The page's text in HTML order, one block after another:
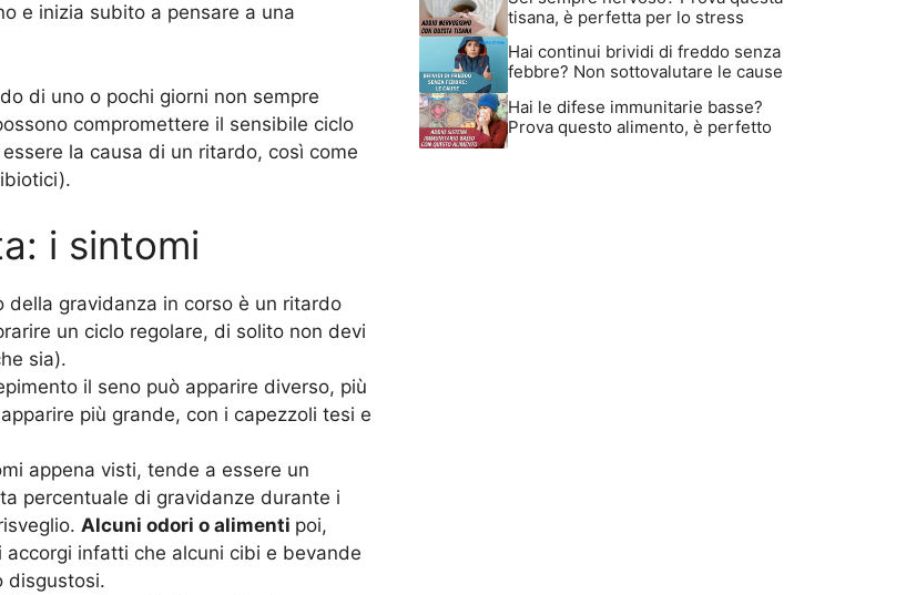
e inizia subito a pensare a una
di uno o pochi giorni non sempre
compromettere il sensibile ciclo
la causa di un ritardo, così come
i sintomi
della gravidanza in corso è un ritardo
un ciclo regolare, di solito non devi
sia).
il seno può apparire diverso, più
più grande, con i capezzoli tesi e
appena visti, tende a essere un
percentuale di gravidanze durante i
Alcuni odori o alimenti poi,
infatti che alcuni cibi e bevande
disgustosi.
tisana, è perfetta per lo stress
Hai continui brividi di freddo senza
febbre? Non sottovalutare le cause
Hai le difese immunitarie basse?
Prova questo alimento, è perfetto